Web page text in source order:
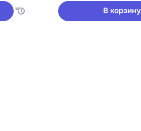
В корзину